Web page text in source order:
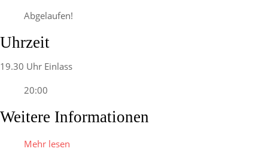
Abgelaufen!
Uhrzeit
19.30 Uhr Einlass
20:00
Weitere Informationen
Mehr lesen